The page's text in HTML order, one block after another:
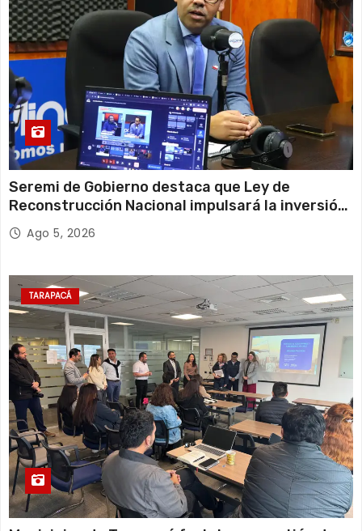
Seremi de Gobierno destaca que Ley de
Reconstrucción Nacional impulsará la inversión
y el empleo en Tarapacá
Ago 5, 2026
TARAPACÁ